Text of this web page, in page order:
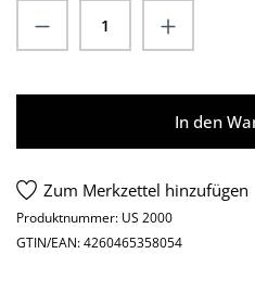
Produkt Anzahl:
In den
Zum Merkzettel hinzufügen
Produktnummer: US 2000
GTIN/EAN:4260465358054